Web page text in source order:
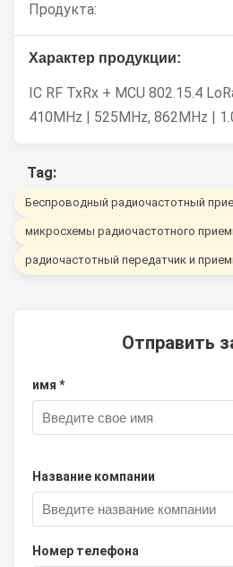
Продукта:
Характер продукции:
IC RF TxRx + MCU 802.15.4
410MHz | 525MHz, 862MHz |
Tag:
Беспроводный радиочастотный
микросхемы радиочастотного
радиочастотный передатчик и
Отправить
имя *
Название компании
Номер телефона